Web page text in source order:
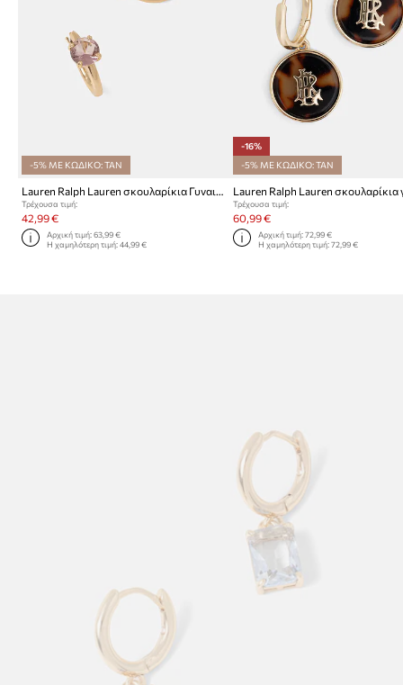
-5% ΜΕ ΚΩΔΙΚΟ: TAN
Lauren Ralph Lauren σκουλαρίκια Γυναικεία μεταλλικά
Τρέχουσα τιμή:
42,99 €
Αρχική τιμή:63,99 €
Η χαμηλότερη τιμή:44,99 €
-16%
-5% ΜΕ ΚΩΔΙΚΟ: TAN
Τρέχουσα τιμή:
60,99 €
Αρχική τιμή: 72,99 €
Η χαμηλότερη τιμή: 72,99 €